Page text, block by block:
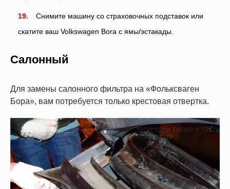
Снимите машину со страховочных подставок или
скатите ваш Volkswagen Bora с ямы/эстакады.
Салонный
Для замены салонного фильтра на «Фольксваген
Бора», вам потребуется только крестовая отвертка.